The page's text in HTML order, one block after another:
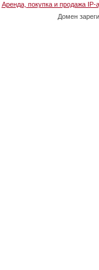
Аренда, покупка и продажа IP-
Домен